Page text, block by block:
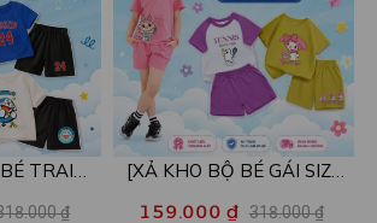
TRAI
₫
[XẢ KHO BỘ BÉ GÁI SIZE
159.000 ₫ 318.000 ₫